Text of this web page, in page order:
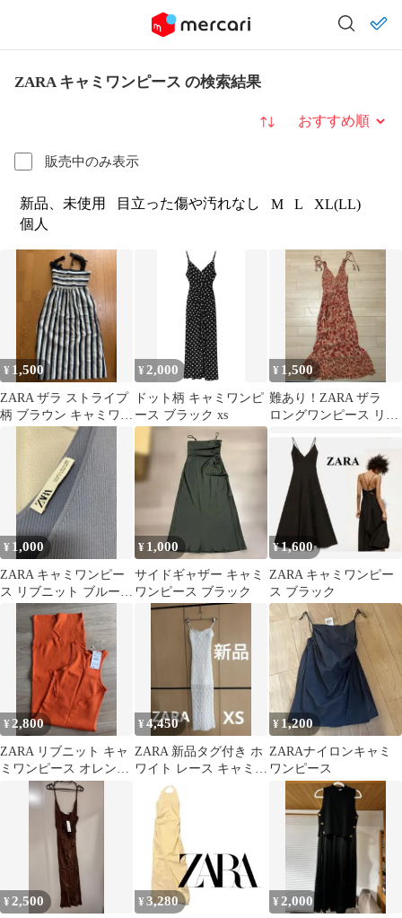
ZARA キャミワンピース の検索結果
販売中のみ表示
並び替え
新品、未使用 目立った傷や汚れなし M L
XL(LL)
個人
¥ 1,500
ZARA ザラ ストライプ
柄 ブラウン キャミワン
ピース ロング丈 リボン
¥ 2,000
ドット柄 キャミワンピ
ース ブラック xs
¥ 1,500
難あり！ZARA ザラ
ロングワンピース リゾ
¥ 1,000
ZARA キャミワンピー
ス リブニット ブルー
¥ 1,000
サイドギャザー キャミ
ワンピース ブラック
¥1,600
ZARA キャミワンピー
ス ブラック
¥2,800
ZARA リブニット キャ
ミワンピース オレンジ
¥4,450
ZARA 新品タグ付き ホ
ワイト レース キャミワ
ンピース ロングワン
ピース
¥ 1,200
ZARAナイロンキャミ
ワンピース
¥ 2,500 ¥ 3,280 ¥ 2,000